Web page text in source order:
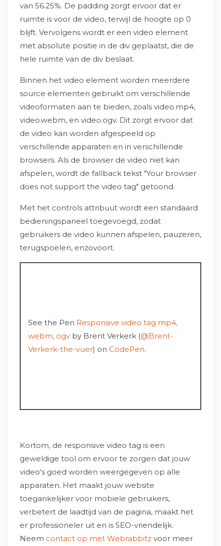
van 56.25%. De padding zorgt ervoor dat er
ruimte is voor de video, terwijl de hoogte op 0
blijft. Vervolgens wordt er een video element
met absolute positie in de div geplaatst, die de
hele ruimte van de div beslaat.
Binnen het video element worden meerdere
source elementen gebruikt om verschillende
videoformaten aan te bieden, zoals video.mp4,
video.webm, en video.ogv. Dit zorgt ervoor dat
de video kan worden afgespeeld op
verschillende apparaten en in verschillende
browsers. Als de browser de video niet kan
afspelen, wordt de fallback tekst "Your browser
does not support the video tag" getoond.
Met het controls attribuut wordt een standaard
bedieningspaneel toegevoegd, zodat
gebruikers de video kunnen afspelen, pauzeren,
terugspoelen, enzovoort.
See the Pen Responsive video tag mp4,
webm, ogv by Brent Verkerk (@Brent-
Verkerk-the-vuer) on CodePen.
Kortom, de responsive video tag is een
geweldige tool om ervoor te zorgen dat jouw
video's goed worden weergegeven op alle
apparaten. Het maakt jouw website
toegankelijker voor mobiele gebruikers,
verbetert de laadtijd van de pagina, maakt het
er professioneler uit en is SEO-vriendelijk.
Neem contact op met Webrabbitz voor meer